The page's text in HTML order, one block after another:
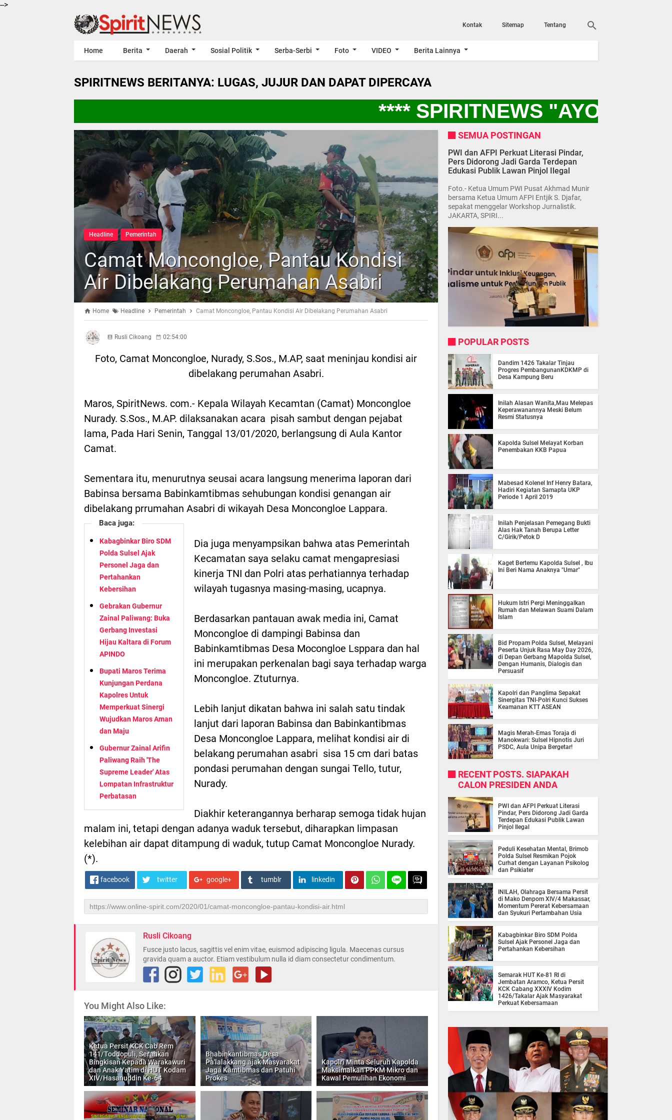
-->
Kontak Sitemap Tentang
Home Berita Daerah Sosial Politik Serba-Serbi Foto VIDEO Berita Lainnya
SPIRITNEWS BERITANYA: LUGAS, JUJUR DAN DAPAT DIPERCAYA
**** SPIRITNEWS "AYO KITA
Headline Pemerintah
Camat Moncongloe, Pantau Kondisi
Air Dibelakang Perumahan Asabri
Home Headline Pemerintah Camat Moncongloe, Pantau Kondisi Air Dibelakang Perumahan Asabri
Rusli Cikoang 02:54:00
Foto, Camat Moncongloe, Nurady, S.Sos., M.AP, saat meninjau kondisi air
dibelakang perumahan Asabri.
Maros, SpiritNews. com.- Kepala Wilayah Kecamtan (Camat) Moncongloe
Nurady. S.Sos., M.AP. dilaksanakan acara pisah sambut dengan pejabat
lama, Pada Hari Senin, Tanggal 13/01/2020, berlangsung di Aula Kantor
Camat.
Sementara itu, menurutnya seusai acara langsung menerima laporan dari
Babinsa bersama Babinkamtibmas sehubungan kondisi genangan air
dibelakang prrumahan Asabri di wikayah Desa Moncongloe Lappara.
Baca juga:
Kabagbinkar Biro SDM
Polda Sulsel Ajak
Personel Jaga dan
Pertahankan
Kebersihan
Gebrakan Gubernur
Zainal Paliwang: Buka
Gerbang Investasi
Hijau Kaltara di Forum
APINDO
Bupati Maros Terima
Kunjungan Perdana
Kapolres Untuk
Memperkuat Sinergi
Wujudkan Maros Aman
dan Maju
Gubernur Zainal Arifin
Paliwang Raih 'The
Supreme Leader' Atas
Lompatan Infrastruktur
Perbatasan
Dia juga menyampsikan bahwa atas Pemerintah
Kecamatan saya selaku camat mengapresiasi
kinerja TNI dan Polri atas perhatiannya terhadap
wilayah tugasnya masing-masing, ucapnya.
Berdasarkan pantauan awak media ini, Camat
Moncongloe di dampingi Babinsa dan
Babinkamtibmas Desa Mocongloe Lsppara dan hal
ini merupakan perkenalan bagi saya terhadap warga
Moncongloe. Ztuturnya.
Lebih lanjut dikatan bahwa ini salah satu tindak
lanjut dari laporan Babinsa dan Babinkantibmas
Desa Moncongloe Lappara, melihat kondisi air di
belakang perumahan asabri sisa 15 cm dari batas
pondasi perumahan dengan sungai Tello, tutur,
Nurady.
Diakhir keterangannya berharap semoga tidak hujan
malam ini, tetapi dengan adanya waduk tersebut, diharapkan limpasan
kelebihan air dapat ditampung di waduk, tutup Camat Moncongloe Nurady.
(*).
facebook twitter google+ tumblr linkedin
Rusli Cikoang
Fusce justo lacus, sagittis vel enim vitae, euismod adipiscing ligula. Maecenas cursus
gravida quam a auctor. Etiam vestibulum nulla id diam consectetur condimentum.
You Might Also Like:
Ketua Persit KCK Cab Rem
141/Toddopuli, Serahkan
Bingkisan Kepada Warakawuri
dan Anak Yatim di HUT Kodam
XIV/Hasanuddin Ke-64
Bhabinkantibmas Desa
Pa'lalakkang ajak Masyarakat
Jaga Kamtibmas dan Patuhi
Prokes
Kapolri Minta Seluruh Kapolda
Maksimalkan PPKM Mikro dan
Kawal Pemulihan Ekonomi
SEMUA POSTINGAN
PWI dan AFPI Perkuat Literasi Pindar,
Pers Didorong Jadi Garda Terdepan
Edukasi Publik Lawan Pinjol Ilegal
Foto.- Ketua Umum PWI Pusat Akhmad Munir
bersama Ketua Umum AFPI Entjik S. Djafar,
sepakat menggelar Workshop Jurnalistik.
JAKARTA, SPIRI...
POPULAR POSTS
Dandim 1426 Takalar Tinjau
Progres PembangunanKDKMP di
Desa Kampung Beru
Inilah Alasan Wanita,Mau Melepas
Keperawanannya Meski Belum
Resmi Statusnya
Kapolda Sulsel Melayat Korban
Penembakan KKB Papua
Mabesad Kolenel Inf Henry Batara,
Hadiri Kegiatan Samapta UKP
Periode 1 April 2019
Inilah Penjelasan Pemegang Bukti
Alas Hak Tanah Berupa Letter
C/Girik/Petok D
Kaget Bertemu Kapolda Sulsel , Ibu
Ini Beri Nama Anaknya "Umar"
Hukum Istri Pergi Meninggalkan
Rumah dan Melawan Suami Dalam
Islam
Bid Propam Polda Sulsel, Melayani
Peserta Unjuk Rasa May Day 2026,
di Depan Gerbang Mapolda Sulsel,
Dengan Humanis, Dialogis dan
Persuasif
Kapolri dan Panglima Sepakat
Sinergitas TNI-Polri Kunci Sukses
Keamanan KTT ASEAN
Magis Merah-Emas Toraja di
Manokwari: Sulsel Hipnotis Juri
PSDC, Aula Unipa Bergetar!
RECENT POSTS. SIAPAKAH
CALON PRESIDEN ANDA
PWI dan AFPI Perkuat Literasi
Pindar, Pers Didorong Jadi Garda
Terdepan Edukasi Publik Lawan
Pinjol Ilegal
Peduli Kesehatan Mental, Brimob
Polda Sulsel Resmikan Pojok
Curhat dengan Layanan Psikolog
dan Psikiater
INILAH, Olahraga Bersama Persit
di Mako Denpom XIV/4 Makassar,
Momentum Pererat Kebersamaan
dan Syukuri Pertambahan Usia
Kabagbinkar Biro SDM Polda
Sulsel Ajak Personel Jaga dan
Pertahankan Kebersihan
Semarak HUT Ke-81 RI di
Jembatan Aramco, Ketua Persit
KCK Cabang XXXIV Kodim
1426/Takalar Ajak Masyarakat
Perkuat Kebersamaan